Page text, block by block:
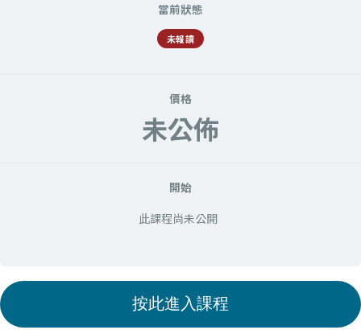
當前狀態
未報讀
價格
未公佈
開始
此課程尚未公開
按此進入課程